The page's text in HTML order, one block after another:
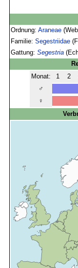
Ordnung:Araneae
Familie:Segestriidae
Gattung:Segestria
Monat:
1 2
♂
♀